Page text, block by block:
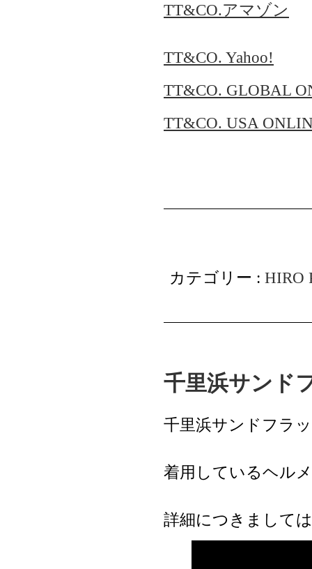
TT&CO.アマゾン
TT&CO. Yahoo!
TT&CO. GLOBAL
TT&CO. USA
カテゴリー : HIRO
千里浜サンド
千里浜サンドフラ
着用しているヘル
詳細につきまして